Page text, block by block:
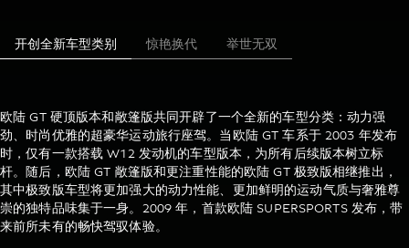
开创全新车型类别 惊艳换代 举世无双
欧陆 GT 硬顶版本和敞篷版共同开辟了一个全新的车型分类：动力强
劲、时尚优雅的超豪华运动旅行座驾。当欧陆 GT 车系于 2003 年发布
时，仅有一款搭载 W12 发动机的车型版本，为所有后续版本树立标
杆。随后，欧陆 GT 敞篷版和更注重性能的欧陆 GT 极致版相继推出，
其中极致版车型将更加强大的动力性能、更加鲜明的运动气质与奢雅尊
崇的独特品味集于一身。2009 年，首款欧陆 SUPERSPORTS 发布，带
来前所未有的畅快驾驭体验。